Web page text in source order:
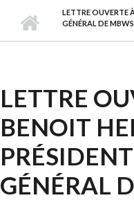
LETTRE OUVERTE
GÉNÉRAL DE MBWS
LETTRE
BENOIT
GÉNÉRAL